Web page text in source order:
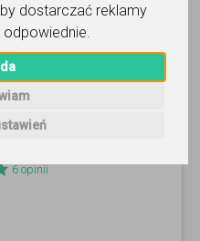
dostarczać reklamy
odpowiednie
- z dojazdem
6 opinii